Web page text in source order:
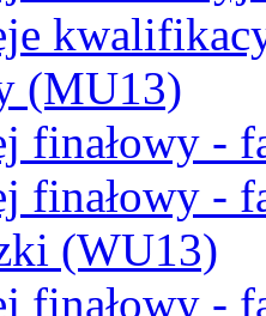
(MU13)
finałowy -
finałowy -
(WU13)
finałowy -